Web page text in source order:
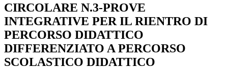
CIRCOLARE N.3-PROVE
INTEGRATIVE PER IL RIENTRO DI
PERCORSO DIDATTICO
DIFFERENZIATO A PERCORSO
SCOLASTICO DIDATTICO